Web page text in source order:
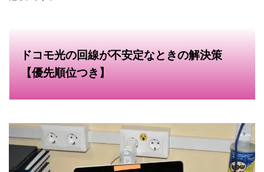
ドコモ光の回線が不安定なときの解決策
【優先順位つき】